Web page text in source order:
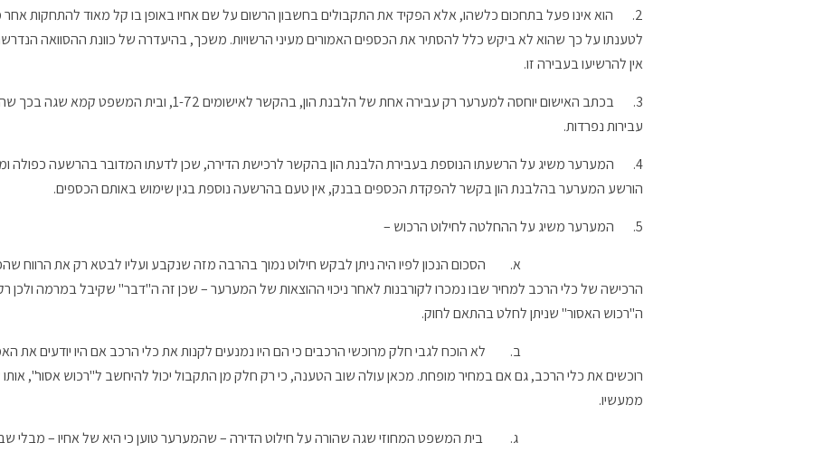
2.
הוא אינו פעל בתחכום כלשהו, אלא הפקיד את התקבולים בחשבון הרשום על שם אחיו באופן בו קל מאוד להתחקות אחר
אין להרשיעו בעבירה זו.
3.
עבירות נפרדות.
4.
המערער משיג על הרשעתו הנוספת בעבירת הלבנת הון בהקשר לרכישת הדירה, שכן לדעתו המדובר בהרשעה כפולה
הורשע המערער בהלבנת הון בקשר להפקדת הכספים בבנק, אין טעם בהרשעה נוספת בגין שימוש באותם הכספים.
5.
המערער משיג על ההחלטה לחילוט הרכוש –
א. הסכום הנכון לפיו היה ניתן לבקש חילוט נמוך בהרבה מזה שנקבע ועליו לבטא רק את הרווח
הרכישה של כלי הרכב למחיר שבו נמכרו לקורבנות לאחר ניכוי ההוצאות של המערער – שכן זה ה"דבר" שקיבל במרמה ולכן
ה"רכוש האסור" שניתן לחלט בהתאם לחוק.
ב. לא הוכח לגבי חלק מרוכשי הרכבים כי הם היו נמנעים לקנות את כלי הרכב אם היו יודעים את
רוכשים את כלי הרכב, גם אם במחיר מופחת. מכאן עולה שוב הטענה, כי רק חלק מן התקבול יכול להיחשב ל"רכוש אסור",
ממעשיו.
ג. בית המשפט המחוזי שגה שהורה על חילוט הדירה – שהמערער טוען כי היא של אחיו – מבלי